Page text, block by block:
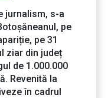
jurnalism, s-a
pe
pe 31
ziar din județ
de 1.000.000
Revenită la
în cadrul